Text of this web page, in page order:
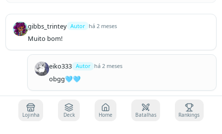
gibbs_trintey Autor há 2 meses
Muito bom!
eiko333 Autor há 2 meses
obgg🩵🩵
Lojinha Deck Home Batalhas Rankings